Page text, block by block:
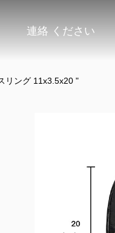
連絡 ください
リング 11x3.5x20 "